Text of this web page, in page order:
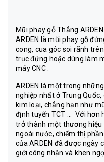
Mũi phay gỗ Thẳng
ARDEN là mũi phay gỗ
cong, cua góc soi rãnh
trục đứng hoặc dùng làm
máy CNC .
ARDEN là một trong
nghiệp nhất ở Trung
kim loại, chẳng hạn như
định tuyến TCT ... Với hơn
trở thành một thương hiệu
ngoài nước, chiếm thị
của ARDEN đã được ngày
giới công nhận và khen ngợi